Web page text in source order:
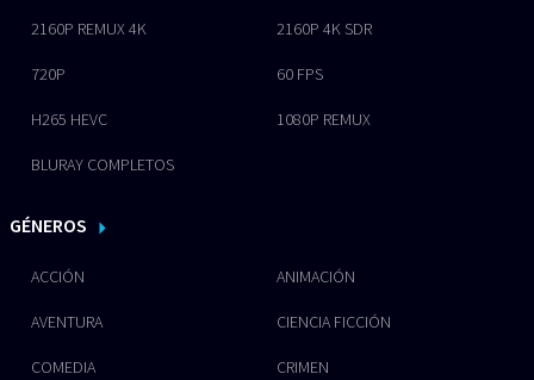
2160P REMUX 4K 2160P 4K SDR
720P 60 FPS
H265 HEVC 1080P REMUX
BLURAY COMPLETOS
GÉNEROS
ACCIÓN ANIMACIÓN
AVENTURA CIENCIA FICCIÓN
COMEDIA CRIMEN